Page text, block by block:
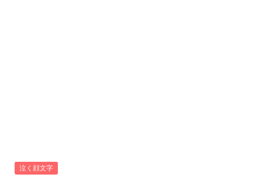
Posted
泣く顔文字